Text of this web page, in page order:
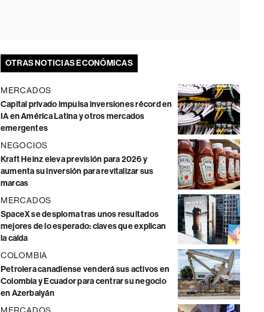
OTRAS NOTICIAS ECONÓMICAS
MERCADOS
Capital privado impulsa inversiones récord en
IA en América Latina y otros mercados
emergentes
NEGOCIOS
Kraft Heinz eleva previsión para 2026 y
aumenta su inversión para revitalizar sus
marcas
MERCADOS
SpaceX se desploma tras unos resultados
mejores de lo esperado: claves que explican
la caída
COLOMBIA
Petrolera canadiense venderá sus activos en
Colombia y Ecuador para centrar su negocio
en Azerbaiyán
MERCADOS